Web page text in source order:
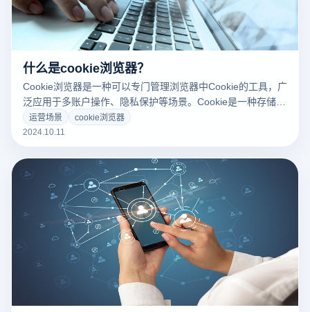
什么是cookie浏览器？
Cookie浏览器是一种可以专门管理浏览器中Cookie的工具，广
泛应用于多账户操作、隐私保护等场景。Cookie是一种存储在
浏览器中的小型数据文件，用于存储用户的登录状态、偏好设
置和浏览历史。通过Cookie管理，用户可以同时在同一设备上
以为每个帐户或对话建立一个单独的Cookie存储环境，有效防
止帐户关联问题，特别适用于跨境电子商务和社交媒体。
运营场景
cookie浏览器
2024.10.11